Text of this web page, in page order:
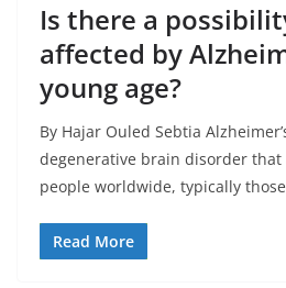
Is there a
affected by
young age?
By Hajar Ouled Sebtia
degenerative brain disorder
people worldwide, typically
Read More